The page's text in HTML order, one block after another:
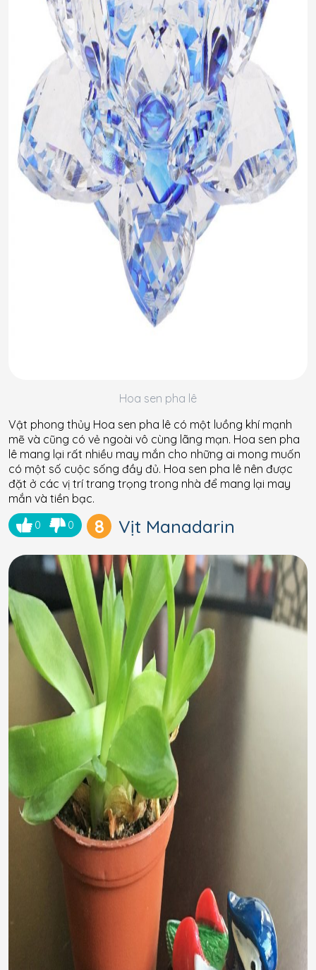
Hoa sen pha lê
Vật phong thủy Hoa sen pha lê có một luồng khí mạnh
mẽ và cũng có vẻ ngoài vô cùng lãng mạn. Hoa sen pha
lê mang lại rất nhiều may mắn cho những ai mong muốn
có một số cuộc sống đầy đủ. Hoa sen pha lê nên được
đặt ở các vị trí trang trọng trong nhà để mang lại may
mắn và tiền bạc.
0 0 8 Vịt Manadarin